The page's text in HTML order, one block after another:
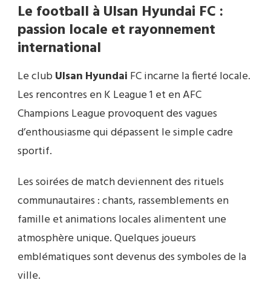
Le football à Ulsan Hyundai FC :
passion locale et rayonnement
international
Le clubUlsan Hyundai FC incarne la fierté locale.
Les rencontres en K League 1 et en AFC
Champions League provoquent des vagues
d’enthousiasme qui dépassent le simple cadre
sportif.
Les soirées de match deviennent des rituels
communautaires : chants, rassemblements en
famille et animations locales alimentent une
atmosphère unique. Quelques joueurs
emblématiques sont devenus des symboles de la
ville.